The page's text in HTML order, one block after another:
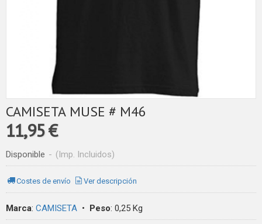
CAMISETA MUSE # M46
11,95 €
Disponible - (Imp. Incluidos)
Costes de envío Ver descripción
Marca: CAMISETA • Peso: 0,25 Kg